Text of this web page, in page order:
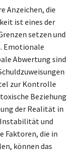
Anzeichen, die
ist eines der
setzen und
Emotionale
Abwertung sind
zur Kontrolle
Beziehung
der Realität in
und
Faktoren, die in
können das